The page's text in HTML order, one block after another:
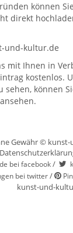
können
direkt
und-kultur.de
mit Ihnen in
kostenlos.
sehen, können
ansehen.
Gewähr ©
bei facebook/
bei twitter/
kunst-und-